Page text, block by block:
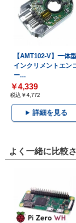
【AMT102-V】一体
インクリメントエン
ー...
￥4,339
税込￥4,772
詳細を見る
よく一緒に比較